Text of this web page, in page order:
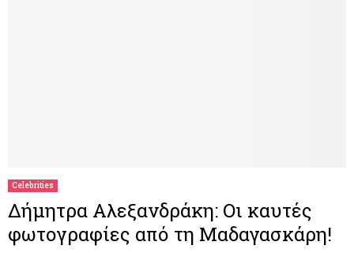
Celebrities
Δήμητρα Αλεξανδράκη: Οι καυτές
φωτογραφίες από τη Μαδαγασκάρη!